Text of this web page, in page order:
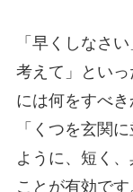
「早くしなさ
考えて」とい
には何をすべき
「くつを玄関
ように、短く
ことが有効で